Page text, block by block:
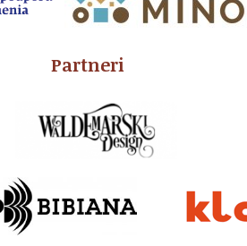
Partneri